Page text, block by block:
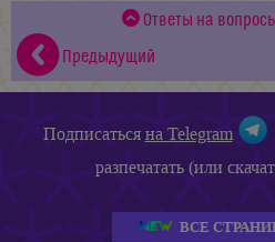
Ответы на
Предыдущий
Подписатьсяна Telegram
разпечатать (или
ВСЕ